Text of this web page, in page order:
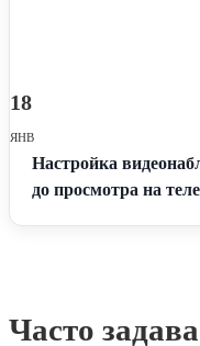
18
ЯНВ
Настройка
до просмотра на
Часто